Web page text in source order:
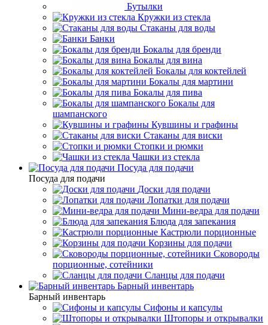
Бутылки
Кружки из стекла
Стаканы для воды
Банки
Бокалы для бренди
Бокалы для вина
Бокалы для коктейлей
Бокалы для мартини
Бокалы для пива
Бокалы для
шампанского
Кувшины и графины
Стаканы для виски
Стопки и рюмки
Чашки из стекла
Посуда для подачи
Посуда для подачи
Доски для подачи
Лопатки для подачи
Мини-ведра для подачи
Блюда для запекания
Кастрюли порционные
Корзины для подачи
Сковороды
порционные, сотейники
Сланцы для подачи
Барный инвентарь
Барный инвентарь
Сифоны и капсулы
Штопоры и открывалки